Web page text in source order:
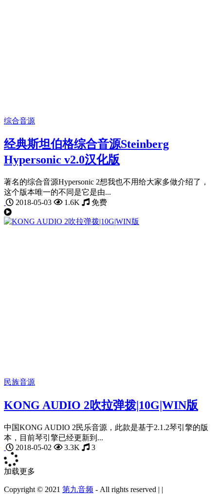
综合音源
经典斯坦伯格综合音源Steinberg
Hypersonic v2.0汉化版
著名的综合音源Hypersonic 2想我也不用给大家多做介绍了，
这个版本唯一的不同是它是由...
2018-05-03
1.6K 免费
民族音源
KONG AUDIO 2吹拉弹拨|10G|WIN版
中国KONG AUDIO 2民乐音源，此款是基于2.1.2琴引擎的版
本，目前琴引擎已经更新到...
2018-05-02
3.3K 3
加载更多
Copyright © 2021 第九音频 - All rights reserved | |